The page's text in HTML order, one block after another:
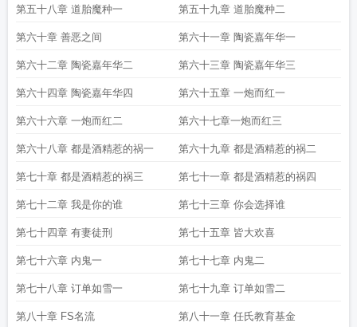
第五十八章 道胎魔种一 第五十九章 道胎魔种二
第六十章 善恶之间 第六十一章 陶瓷嘉年华一
第六十二章 陶瓷嘉年华二 第六十三章 陶瓷嘉年华三
第六十四章 陶瓷嘉年华四 第六十五章 一炮而红一
第六十六章 一炮而红二 第六十七章一炮而红三
第六十八章 都是酒精惹的祸一 第六十九章 都是酒精惹的祸二
第七十章 都是酒精惹的祸三 第七十一章 都是酒精惹的祸四
第七十二章 我是你的谁 第七十三章 你会选择谁
第七十四章 有妻徒刑 第七十五章 皆大欢喜
第七十六章 内鬼一 第七十七章 内鬼二
第七十八章 订单如雪一 第七十九章 订单如雪二
第八十章 FS名流 第八十一章 任氏教育基金